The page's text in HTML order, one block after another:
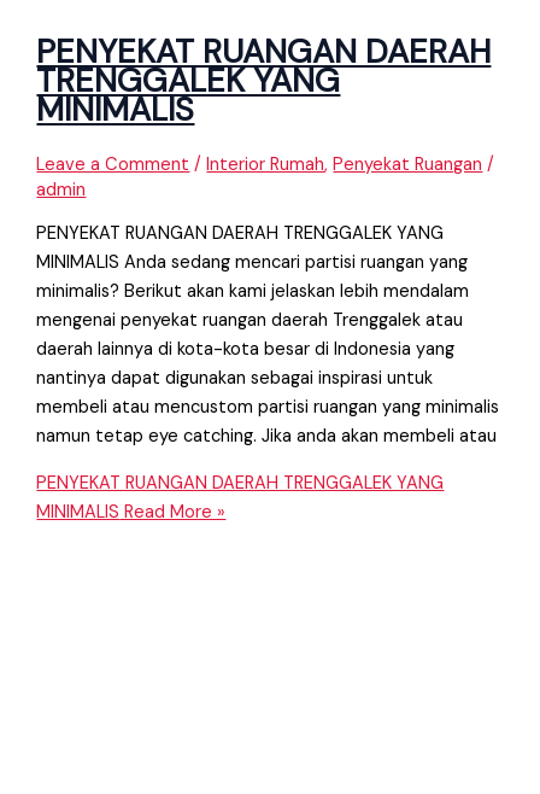
PENYEKAT RUANGAN DAERAH
TRENGGALEK YANG
MINIMALIS
Leave a Comment /Interior Rumah,Penyekat Ruangan /
admin
PENYEKAT RUANGAN DAERAH TRENGGALEK YANG
MINIMALIS Anda sedang mencari partisi ruangan yang
minimalis? Berikut akan kami jelaskan lebih mendalam
mengenai penyekat ruangan daerah Trenggalek atau
daerah lainnya di kota-kota besar di Indonesia yang
nantinya dapat digunakan sebagai inspirasi untuk
membeli atau mencustom partisi ruangan yang minimalis
namun tetap eye catching. Jika anda akan membeli atau
PENYEKAT RUANGAN DAERAH TRENGGALEK YANG
MINIMALIS Read More »